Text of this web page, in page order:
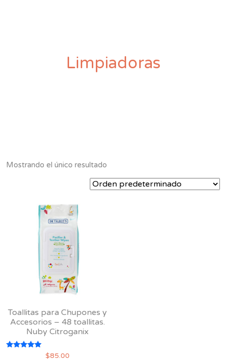
Limpiadoras
Mostrando el único resultado
Toallitas para Chupones y
Accesorios – 48 toallitas.
Nuby Citroganix
$85.00